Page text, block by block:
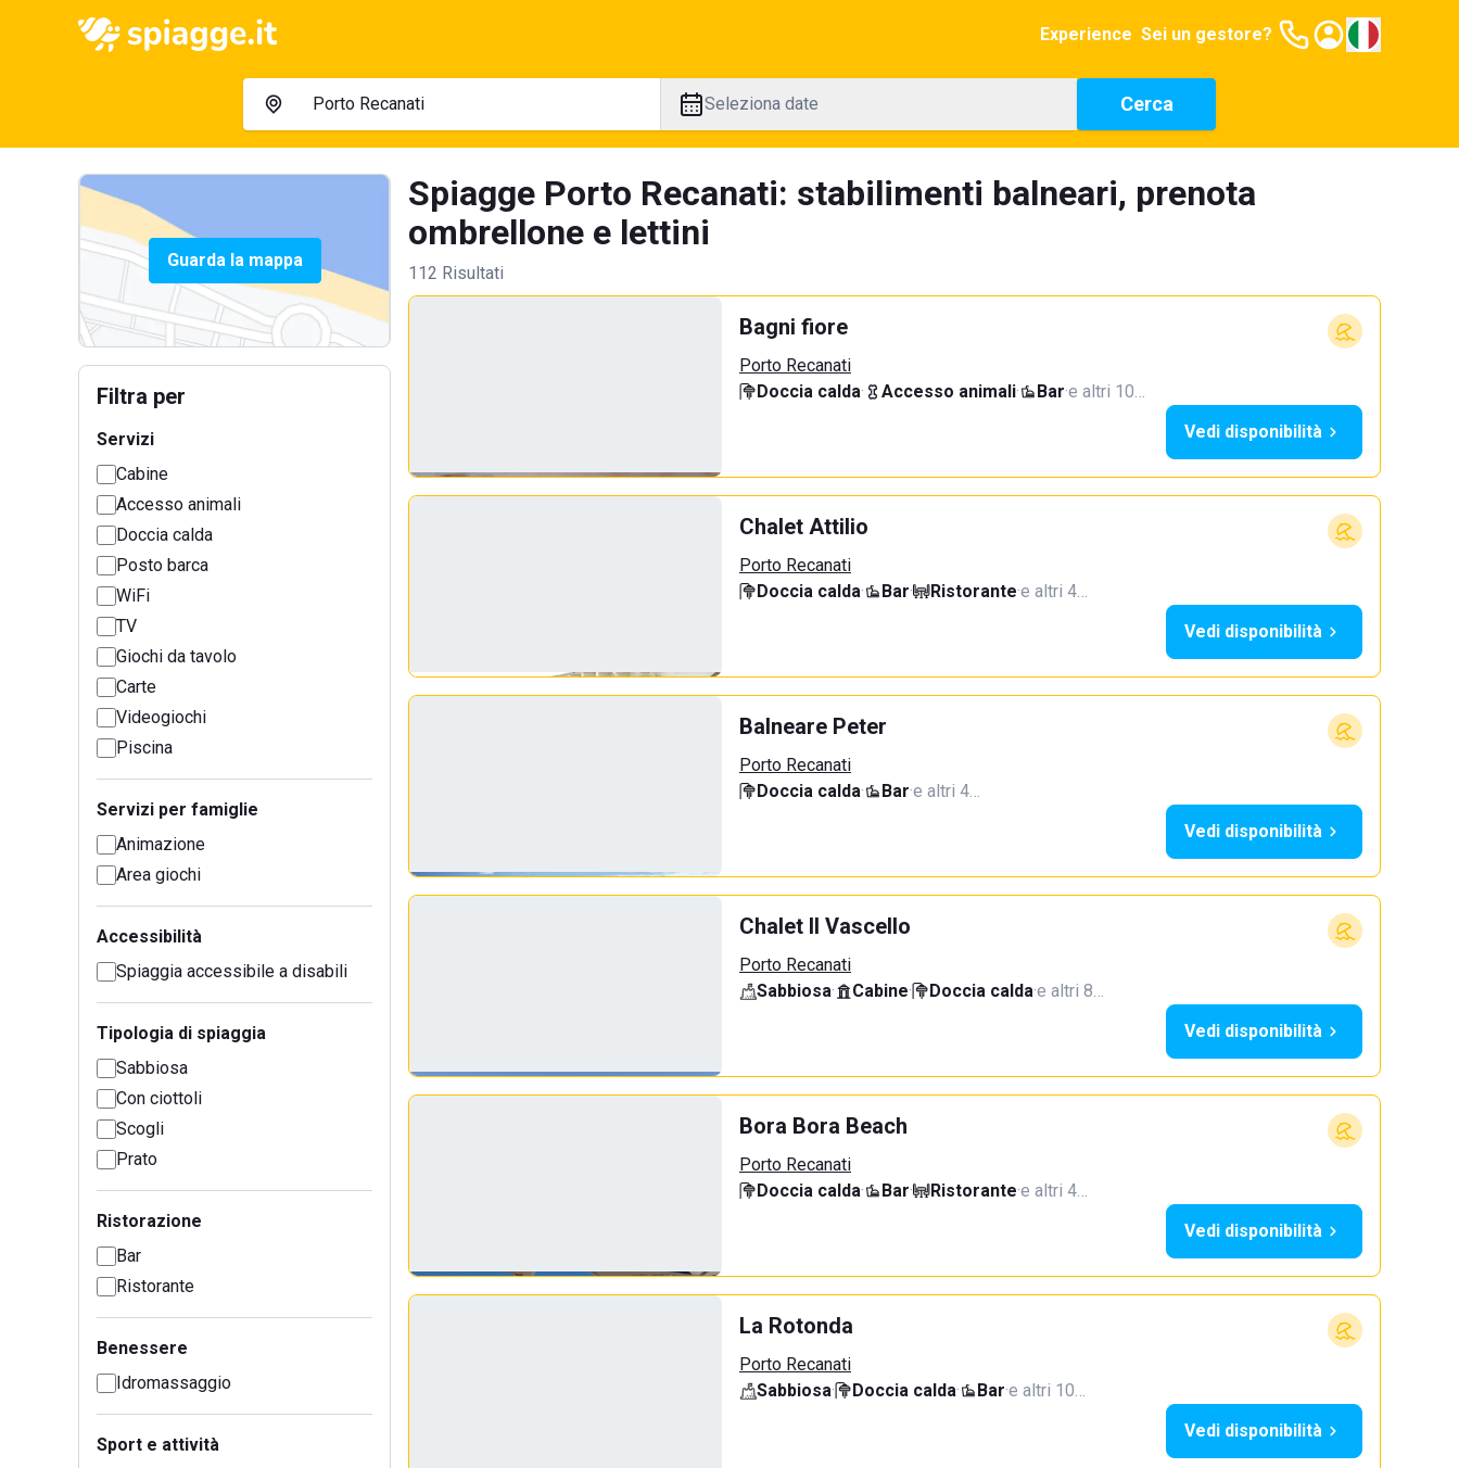
Experience Sei un gestore?
Seleziona date Cerca
Guarda la mappa
Filtra per
Servizi
Cabine
Accesso animali
Doccia calda
Posto barca
WiFi
TV
Giochi da tavolo
Carte
Videogiochi
Piscina
Servizi per famiglie
Animazione
Area giochi
Accessibilità
Spiaggia accessibile a disabili
Tipologia di spiaggia
Sabbiosa
Con ciottoli
Scogli
Prato
Ristorazione
Bar
Ristorante
Benessere
Idromassaggio
Sport e attività
Spiagge Porto Recanati: stabilimenti balneari, prenota
ombrellone e lettini
112 Risultati
Bagni fiore
Porto Recanati
Doccia calda· Accesso animali· Bar·e altri 10…
Vedi disponibilità
Chalet Attilio
Porto Recanati
Doccia calda· Bar· Ristorante·e altri 4…
Vedi disponibilità
Balneare Peter
Porto Recanati
Doccia calda· Bar·e altri 4…
Vedi disponibilità
Chalet Il Vascello
Porto Recanati
Sabbiosa· Cabine· Doccia calda·e altri 8…
Vedi disponibilità
Bora Bora Beach
Porto Recanati
Doccia calda· Bar· Ristorante·e altri 4…
Vedi disponibilità
La Rotonda
Porto Recanati
Sabbiosa· Doccia calda· Bar·e altri 10…
Vedi disponibilità